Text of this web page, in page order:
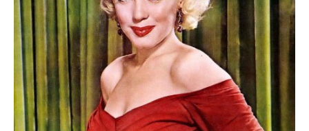
fericite ale Istoriei
Cimitirul bântuit din
Wenonah
Gest din disperare
în India